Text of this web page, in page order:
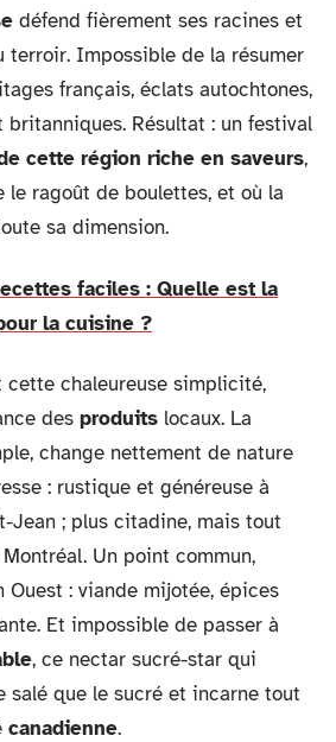
défend fièrement ses racines et
terroir. Impossible de la résumer
français, éclats autochtones,
britanniques. Résultat : un festival
cette région riche en saveurs,
le ragoût de boulettes, et où la
sa dimension.
faciles : Quelle est la
la cuisine ?
cette chaleureuse simplicité,
des produits locaux. La
change nettement de nature
: rustique et généreuse à
Jean ; plus citadine, mais tout
Un point commun,
Ouest : viande mijotée, épices
Et impossible de passer à
, ce nectar sucré-star qui
salé que le sucré et incarne tout
canadienne.